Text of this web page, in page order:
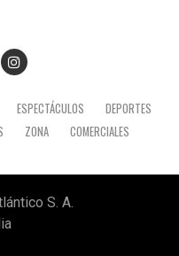
ESPECTÁCULOS
DEPORTES
ZONA COMERCIALES
S. A.